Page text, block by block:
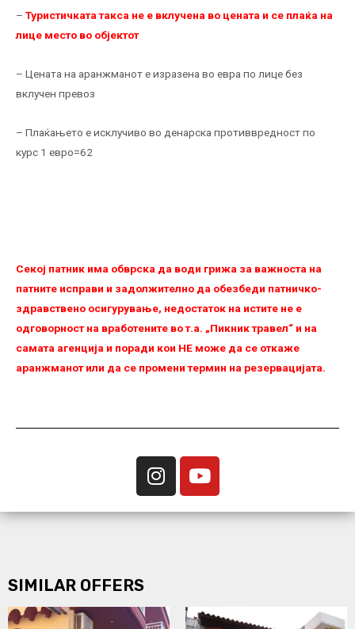
– Туристичката такса не е вклучена во цената и се плаќа на
лице место во објектот
– Цената на аранжманот е изразена во евра по лице без
вклучен превоз
– Плаќањето е исклучиво во денарска противвредност по
курс 1 евро=62
Секој патник има обврска да води грижа за важноста на
патните исправи и задолжително да обезбеди патничко-
здравствено осигурување, недостаток на истите не е
одговорност на вработените во т.а. „Пикник травел“ и на
самата агенција и поради кои НЕ можe да се откаже
аранжманот или да се промени термин на резервацијата.
SIMILAR OFFERS